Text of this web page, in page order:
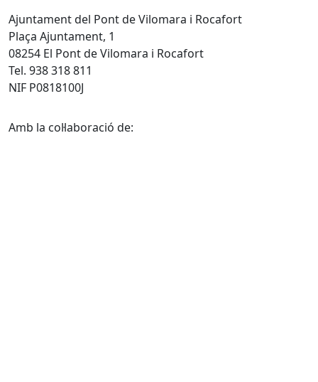
Ajuntament del Pont de Vilomara i Rocafort
Plaça Ajuntament, 1
08254 El Pont de Vilomara i Rocafort
Tel. 938 318 811
NIF P0818100J
Amb la col·laboració de: